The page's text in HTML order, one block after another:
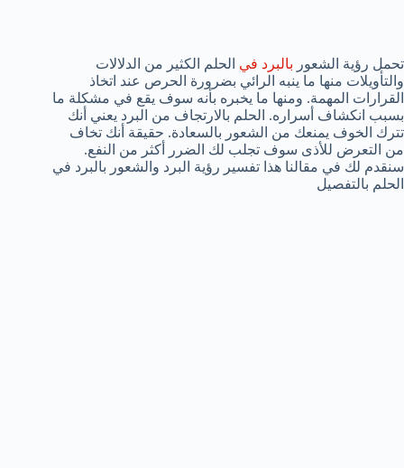
تحمل رؤية الشعور بالبرد في الحلم الكثير من الدلالات
والتأويلات منها ما ينبه الرائي بضرورة الحرص عند اتخاذ
القرارات المهمة. ومنها ما يخبره بأنه سوف يقع في مشكلة ما
بسبب انكشاف أسراره. الحلم بالارتجاف من البرد يعني أنك
تترك الخوف يمنعك من الشعور بالسعادة. حقيقة أنك تخاف
من التعرض للأذى سوف تجلب لك الضرر أكثر من النفع.
سنقدم لك في مقالنا هذا تفسير رؤية البرد والشعور بالبرد في
الحلم بالتفصيل